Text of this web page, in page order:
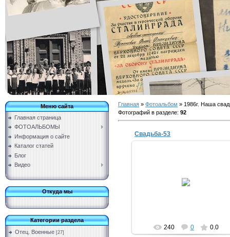
Меню сайта
Главная страница
ФОТОАЛЬБОМЫ
Информация о сайте
Каталог статей
Блог
Видео
Откуда мы
Категории раздела
Отец. Военные [27]
Главная » Фотоальбом » 1986г. Наша
Фотографий в разделе: 92
Свадьба-53
240 0 0.0